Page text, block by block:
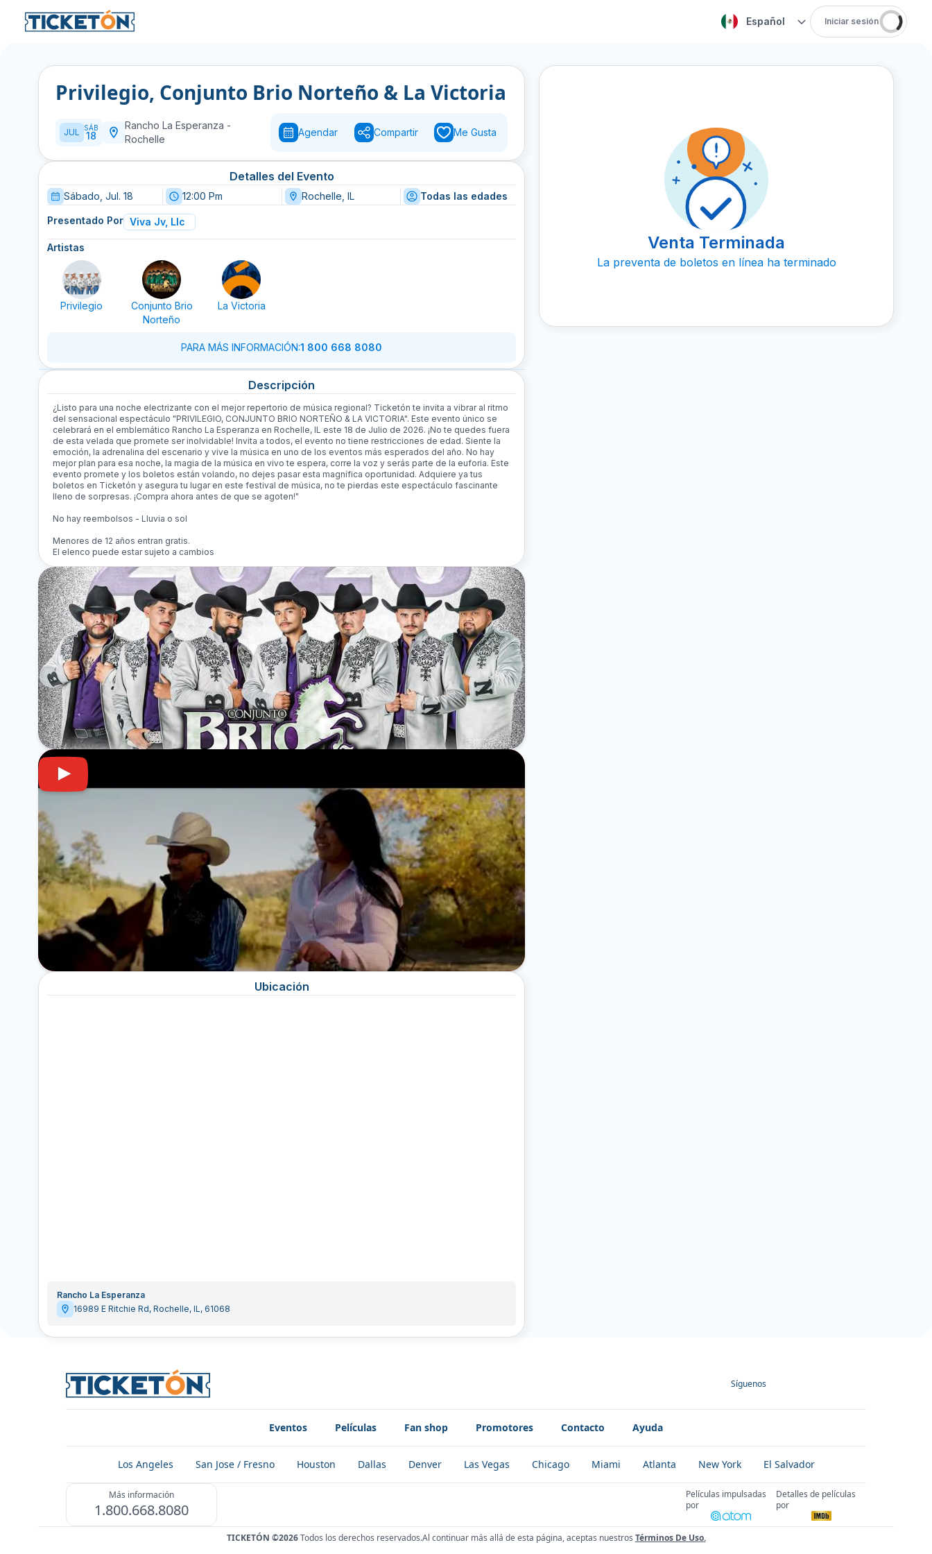
Español Iniciar sesión
Privilegio, Conjunto Brio Norteño & La Victoria
JUL SÁB
18
Rancho La Esperanza -
Rochelle
Agendar Compartir Me Gusta
Detalles del Evento
Sábado, Jul. 18 12:00 Pm Rochelle, IL Todas las edades
Presentado Por Viva Jv, Llc
Artistas
Privilegio
Conjunto Brio
Norteño
La Victoria
PARA MÁS INFORMACIÓN:1 800 668 8080
Descripción
¿Listo para una noche electrizante con el mejor repertorio de música regional? Ticketón te invita a vibrar al ritmo
del sensacional espectáculo "PRIVILEGIO, CONJUNTO BRIO NORTEÑO & LA VICTORIA". Este evento único se
celebrará en el emblemático Rancho La Esperanza en Rochelle, IL este 18 de Julio de 2026. ¡No te quedes fuera
de esta velada que promete ser inolvidable! Invita a todos, el evento no tiene restricciones de edad. Siente la
emoción, la adrenalina del escenario y vive la música en uno de los eventos más esperados del año. No hay
mejor plan para esa noche, la magia de la música en vivo te espera, corre la voz y serás parte de la euforia. Este
evento promete y los boletos están volando, no dejes pasar esta magnífica oportunidad. Adquiere ya tus
boletos en Ticketón y asegura tu lugar en este festival de música, no te pierdas este espectáculo fascinante
lleno de sorpresas. ¡Compra ahora antes de que se agoten!"
No hay reembolsos - Lluvia o sol
Menores de 12 años entran gratis.
El elenco puede estar sujeto a cambios
Ubicación
Rancho La Esperanza
16989 E Ritchie Rd, Rochelle, IL , 61068
Venta Terminada
La preventa de boletos en línea ha terminado
Síguenos
Eventos Películas Fan shop Promotores Contacto Ayuda
Los Angeles San Jose / Fresno Houston Dallas Denver Las Vegas Chicago Miami Atlanta New York El Salvador
Más información
1.800.668.8080
Películas impulsadas
por
Detalles de películas
por
TICKETÓN ©2026 Todos los derechos reservados.Al continuar más allá de esta página, aceptas nuestros Términos De Uso.